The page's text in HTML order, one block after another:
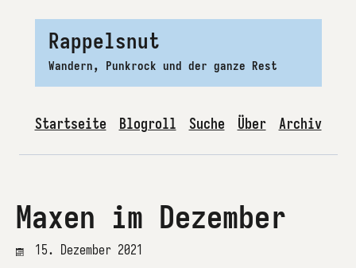
Rappelsnut
Wandern, Punkrock und der ganze Rest
Startseite Blogroll Suche Über Archiv
Maxen im Dezember
15. Dezember 2021